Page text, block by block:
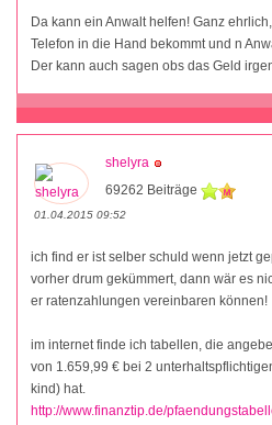
Da kann ein Anwalt helfen! Ganz
Telefon in die Hand bekommt und n
Der kann auch sagen obs das Geld
shelyra
69262 Beiträge
01.04.2015 09:52
ich find er ist selber schuld wenn jetzt
vorher drum gekümmert, dann wär es
er ratenzahlungen vereinbaren können!
im internet finde ich tabellen, die
von 1.659,99 € bei 2
kind) hat.
http://www.finanztip.de/